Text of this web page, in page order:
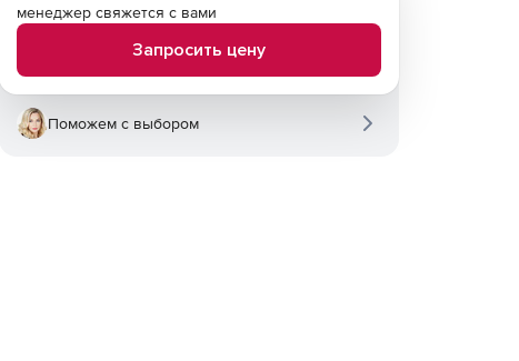
менеджер свяжется с вами
Запросить цену
Поможем с выбором